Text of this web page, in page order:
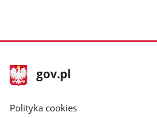
stopka
gov.pl
Strona
gov.pl
gov.pl
Polityka cookies